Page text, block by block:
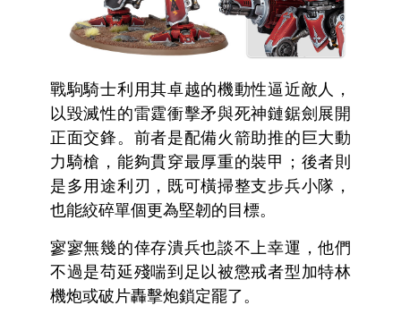
戰駒騎士利用其卓越的機動性逼近敵人，
以毀滅性的雷霆衝擊矛與死神鏈鋸劍展開
正面交鋒。前者是配備火箭助推的巨大動
力騎槍，能夠貫穿最厚重的裝甲；後者則
是多用途利刃，既可橫掃整支步兵小隊，
也能絞碎單個更為堅韌的目標。
寥寥無幾的倖存潰兵也談不上幸運，他們
不過是苟延殘喘到足以被懲戒者型加特林
機炮或破片轟擊炮鎖定罷了。